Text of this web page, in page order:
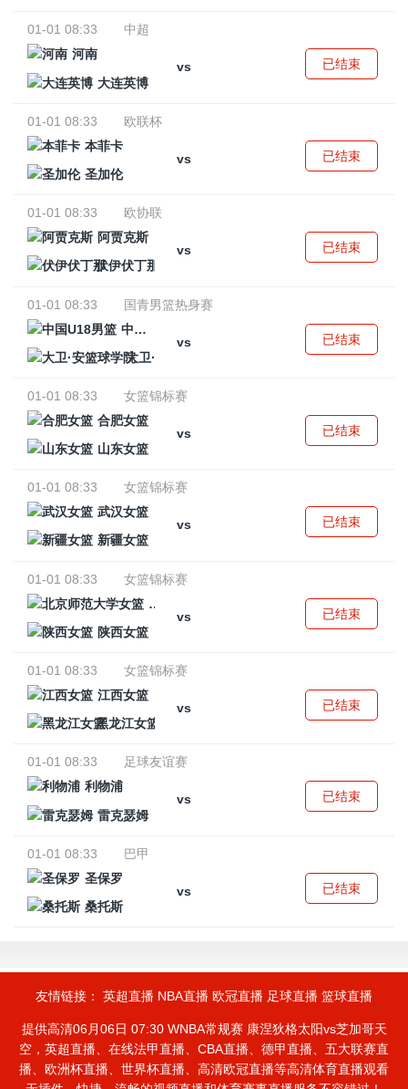
01-01 08:33
中超
河南
vs
大连英博
已结束
01-01 08:33
欧联杯
本菲卡
vs
圣加伦
已结束
01-01 08:33
欧协联
阿贾克斯
vs
伏伊伏丁那
已结束
01-01 08:33
国青男篮热身赛
中国U18男篮
vs
大卫·安篮球学院
已结束
01-01 08:33
女篮锦标赛
合肥女篮
vs
山东女篮
已结束
01-01 08:33
女篮锦标赛
武汉女篮
vs
新疆女篮
已结束
01-01 08:33
女篮锦标赛
北京师范大学女篮
vs
陕西女篮
已结束
01-01 08:33
女篮锦标赛
江西女篮
vs
黑龙江女篮
已结束
01-01 08:33
足球友谊赛
利物浦
vs
雷克瑟姆
已结束
01-01 08:33
巴甲
圣保罗
vs
桑托斯
已结束
友情链接： 英超直播 NBA直播 欧冠直播 足球直播 篮球直播
提供高清06月06日 07:30 WNBA常规赛 康涅狄格太阳vs芝加哥天
空，英超直播、在线法甲直播、CBA直播、德甲直播、五大联赛直
播、欧洲杯直播、世界杯直播、高清欧冠直播等高清体育直播观看